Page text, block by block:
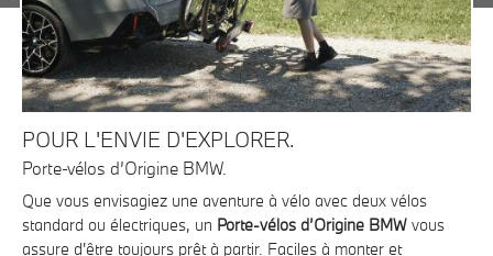
POUR L'ENVIE D'EXPLORER.
Porte-vélos d’Origine BMW.
Que vous envisagiez une aventure à vélo avec deux vélos
standard ou électriques, un Porte-vélos d’Origine BMW vous
assure d'être toujours prêt à partir. Faciles à monter et